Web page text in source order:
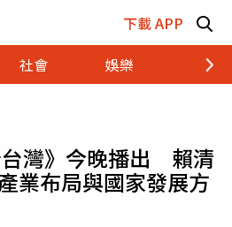
下載 APP
社會 娛樂 財經
台灣》今晚播出 賴清
業布局與國家發展方